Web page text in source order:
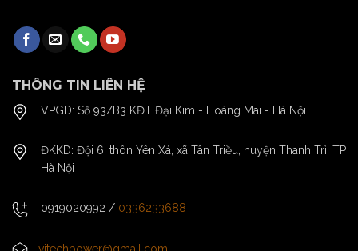
THÔNG TIN LIÊN HỆ
VPGD: Số 93/B3 KĐT Đại Kim - Hoàng Mai - Hà Nội
ĐKKD: Đội 6, thôn Yên Xá, xã Tân Triều, huyện Thanh Trì, TP
Hà Nội
0919020992 / 0336233688
vitechpower@gmail.com